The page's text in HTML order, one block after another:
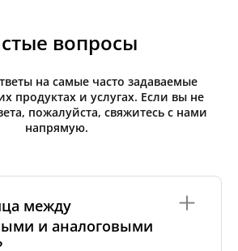
вопросы
на самые часто задаваемые
продуктах и услугах. Если вы не
пожалуйста, свяжитесь с нами
напрямую.
между
и аналоговыми